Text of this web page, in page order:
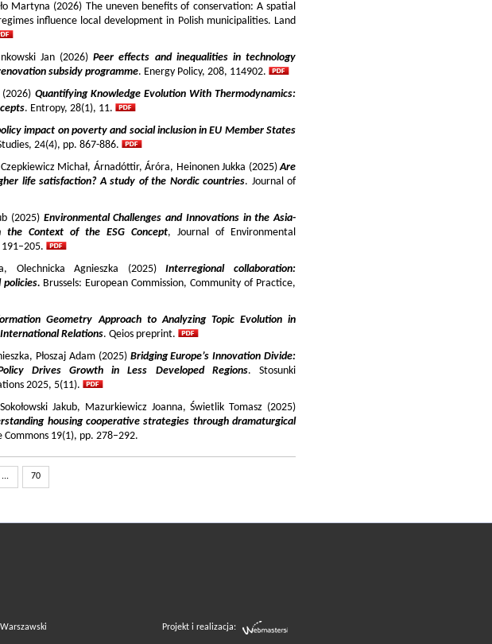
Martyna (2026) The uneven benefits of conservation: A spatial
influence local development in Polish municipalities. Land
Jan (2026)Peer effects and inequalities in technology
subsidy programme. Energy Policy, 208, 114902.
Quantifying Knowledge Evolution With Thermodynamics:
. Entropy, 28(1), 11.
impact on poverty and social inclusion in EU Member States
24(4), pp. 867-886.
Michał, Árnadóttir, Áróra, Heinonen Jukka (2025)Are
life satisfaction? A study of the Nordic countries. Journal of
(2025) Environmental Challenges and Innovations in the Asia-
the Context of the ESG Concept, Journal of Environmental
Olechnicka Agnieszka (2025)Interregional collaboration:
policies. Brussels: European Commission, Community of Practice,
Geometry Approach to Analyzing Topic Evolution in
Relations. Qeios preprint.
Płoszaj Adam (2025) Bridging Europe’s Innovation Divide:
Drives Growth in Less Developed Regions. Stosunki
2025, 5(11).
Jakub, Mazurkiewicz Joanna, Świetlik Tomasz (2025)
housing cooperative strategies through dramaturgical
19(1), pp. 278–292.
... 70
Projekt i realizacja: